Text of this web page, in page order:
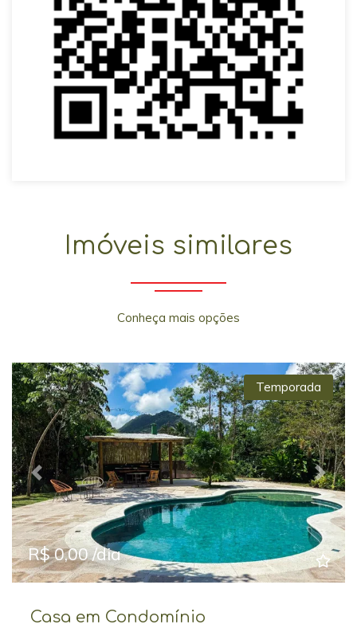
Imóveis similares
Conheça mais opções
Previous Next
Temporada
R$ 0,00 /dia
Casa em Condomínio